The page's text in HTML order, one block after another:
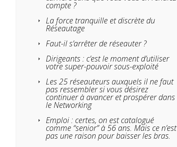
compte ?
La force tranquille et discrète du
Réseautage
Faut-il s’arrêter de réseauter ?
Dirigeants : c’est le moment d’utiliser
votre super-pouvoir sous-exploité
Les 25 réseauteurs auxquels il ne faut
pas ressembler si vous désirez
continuer à avancer et prospérer dans
le Networking
Emploi : certes, on est catalogué
comme “senior” à 56 ans. Mais ce n’est
pas une raison pour baisser les bras.